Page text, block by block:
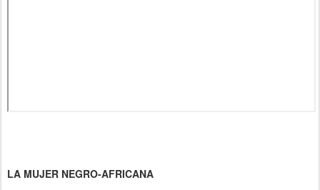
LA MUJER NEGRO-AFRICANA